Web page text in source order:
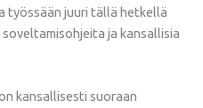
työssään juuri tällä hetkellä
ja kansallisia
kansallisesti suoraan